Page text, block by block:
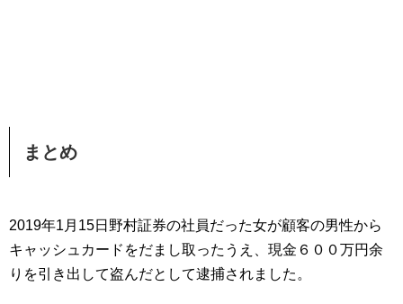
まとめ
2019年1月15日野村証券の社員だった女が顧客の男性から
キャッシュカードをだまし取ったうえ、現金６００万円余
りを引き出して盗んだとして逮捕されました。